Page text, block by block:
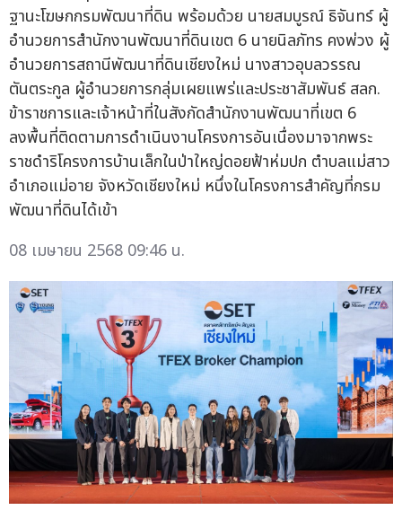
ฐานะโฆษกกรมพัฒนาที่ดิน พร้อมด้วย นายสมบูรณ์ ธิจันทร์ ผู้
อำนวยการสำนักงานพัฒนาที่ดินเขต 6 นายนิลภัทร คงพ่วง ผู้
อำนวยการสถานีพัฒนาที่ดินเชียงใหม่ นางสาวอุบลวรรณ
ตันตระกูล ผู้อำนวยการกลุ่มเผยแพร่และประชาสัมพันธ์ สลก.
ข้าราชการและเจ้าหน้าที่ในสังกัดสำนักงานพัฒนาที่เขต 6
ลงพื้นที่ติดตามการดำเนินงานโครงการอันเนื่องมาจากพระ
ราชดำริโครงการบ้านเล็กในป่าใหญ่ดอยฟ้าห่มปก ตำบลแม่สาว
อำเภอแม่อาย จังหวัดเชียงใหม่ หนึ่งในโครงการสำคัญที่กรม
พัฒนาที่ดินได้เข้า
08 เมษายน 2568 09:46 น.